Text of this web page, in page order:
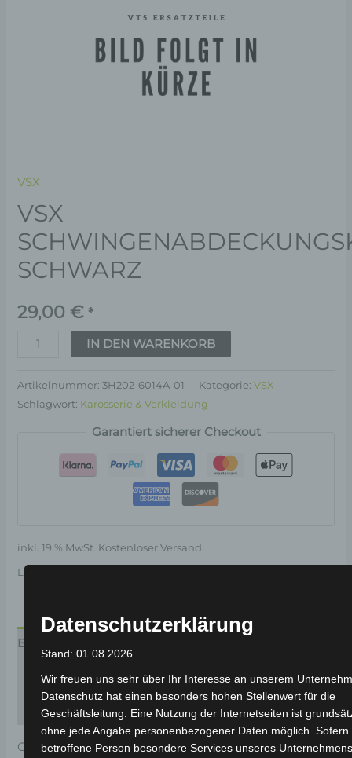
VSX
VSX
SCHWARZ
29,00 € *
IN DEN WARENKORB
Artikelnummer:3H202-6014A-01 Kategorie:VSX
Schlagwort: Karosserie & Verkleidung
Garantiert sicherer Checkout
inkl. 19 % MwSt. Kostenloser Versand
Lieferzeit:
Beschreibung
Produktsicherheit
Rezensionen (0)
Original-Ersatzteil für den Elektro-Scooter VSX.
Datenschutzerklärung
Stand: 01.08.2026
Wir freuen uns sehr über Ihr Interesse an unserem
Datenschutz hat einen besonders hohen Stellenwert für die
Geschäftsleitung. Eine Nutzung der Internetseiten ist
ohne jede Angabe personenbezogener Daten möglich. Sofern
betroffene Person besondere Services unseres